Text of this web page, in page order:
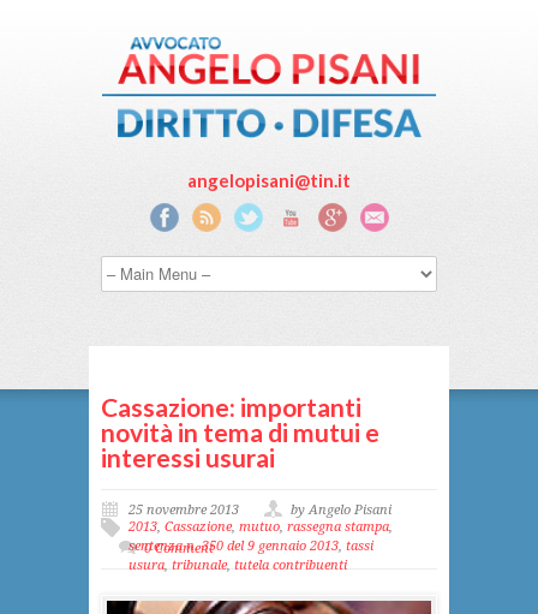
angelopisani@tin.it
Cassazione: importanti
novità in tema di mutui e
interessi usurai
25 novembre 2013
by Angelo Pisani
2013, Cassazione, mutuo, rassegna stampa,
sentenza n. 350 del 9 gennaio 2013, tassi
usura, tribunale, tutela contribuenti
0 Comment